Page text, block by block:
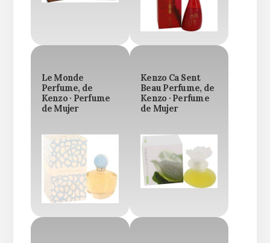
Le Monde
Perfume, de
Kenzo · Perfume
de Mujer
Kenzo Ca Sent
Beau Perfume, de
Kenzo · Perfume
de Mujer